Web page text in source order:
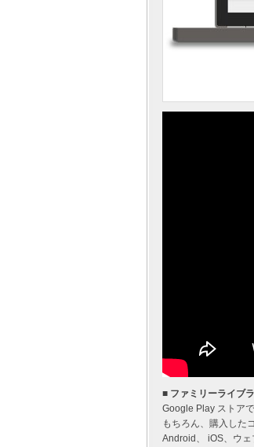
■ ファミリーライブ
Google Play ストア
もちろん、購入した
Android、 iOS、ウェ